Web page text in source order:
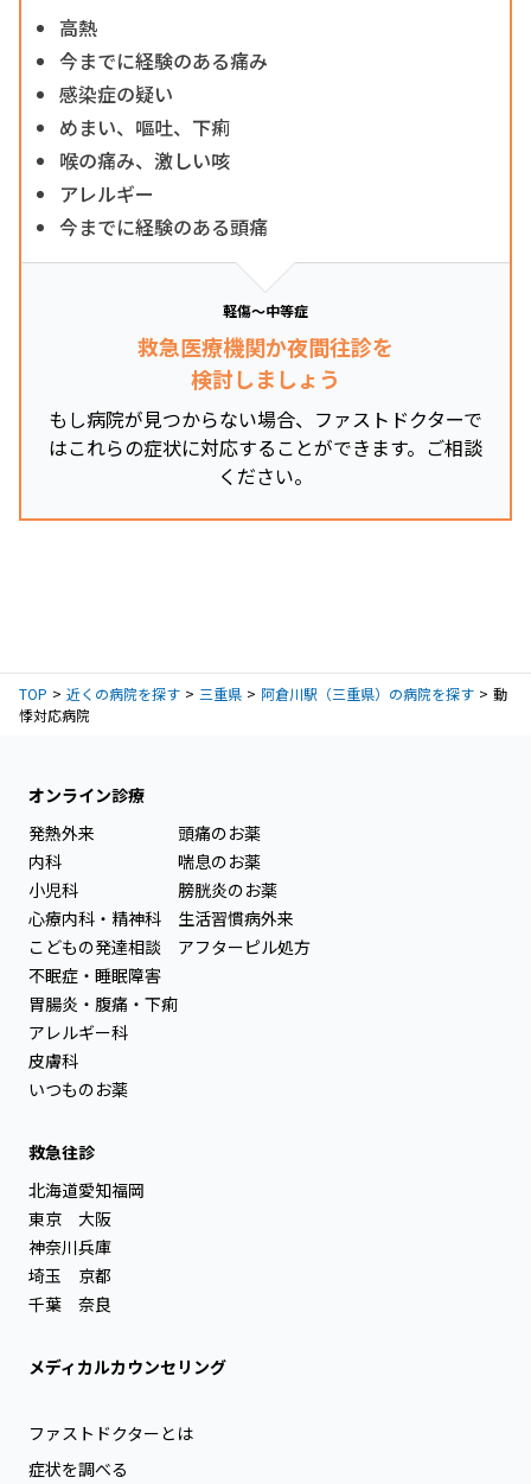
高熱
今までに経験のある痛み
感染症の疑い
めまい、嘔吐、下痢
喉の痛み、激しい咳
アレルギー
今までに経験のある頭痛
軽傷～中等症
救急医療機関か夜間往診を
検討しましょう
もし病院が見つからない場合、ファストドクターで
はこれらの症状に対応することができます。ご相談
ください。
TOP 近くの病院を探す 三重県 阿倉川駅（三重県）の病院を探す
動
悸対応病院
オンライン診療
発熱外来
内科
小児科
心療内科・精神科
こどもの発達相談
不眠症・睡眠障害
胃腸炎・腹痛・下痢
アレルギー科
皮膚科
いつものお薬
頭痛のお薬
喘息のお薬
膀胱炎のお薬
生活習慣病外来
アフターピル処方
救急往診
北海道
東京
神奈川
埼玉
千葉
愛知
大阪
兵庫
京都
奈良
福岡
メディカルカウンセリング
ファストドクターとは
症状を調べる